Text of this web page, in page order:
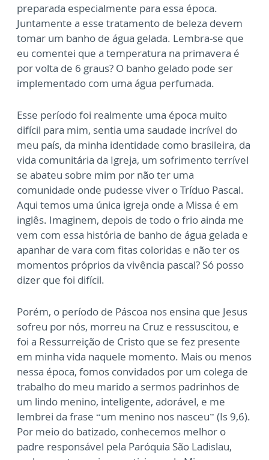
preparada especialmente para essa época.
Juntamente a esse tratamento de beleza devem
tomar um banho de água gelada. Lembra-se que
eu comentei que a temperatura na primavera é
por volta de 6 graus? O banho gelado pode ser
implementado com uma água perfumada.
Esse período foi realmente uma época muito
difícil para mim, sentia uma saudade incrível do
meu país, da minha identidade como brasileira, da
vida comunitária da Igreja, um sofrimento terrível
se abateu sobre mim por não ter uma
comunidade onde pudesse viver o Tríduo Pascal.
Aqui temos uma única igreja onde a Missa é em
inglês. Imaginem, depois de todo o frio ainda me
vem com essa história de banho de água gelada e
apanhar de vara com fitas coloridas e não ter os
momentos próprios da vivência pascal? Só posso
dizer que foi difícil.
Porém, o período de Páscoa nos ensina que Jesus
sofreu por nós, morreu na Cruz e ressuscitou, e
foi a Ressurreição de Cristo que se fez presente
em minha vida naquele momento. Mais ou menos
nessa época, fomos convidados por um colega de
trabalho do meu marido a sermos padrinhos de
um lindo menino, inteligente, adorável, e me
lembrei da frase “um menino nos nasceu” (Is 9,6).
Por meio do batizado, conhecemos melhor o
padre responsável pela Paróquia São Ladislau,